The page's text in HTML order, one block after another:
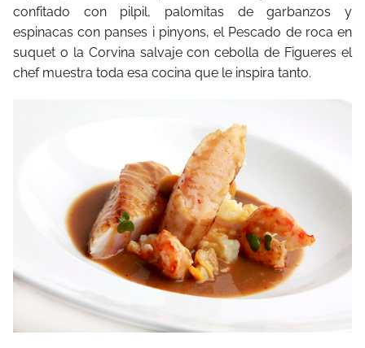
confitado con pilpil, palomitas de garbanzos y
espinacas con panses i pinyons, el Pescado de roca en
suquet o la Corvina salvaje con cebolla de Figueres el
chef muestra toda esa cocina que le inspira tanto.